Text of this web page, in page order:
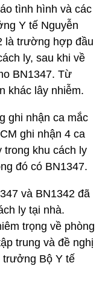
tình hình và các
Y tế Nguyễn
là trường hợp đầu
ly, sau khi về
BN1347. Từ
khác lây nhiễm.
ghi nhận ca mắc
ghi nhận 4 ca
trong khu cách ly
đó có BN1347.
và BN1342 đã
ly tại nhà.
trọng về phòng
trung và đề nghị
trưởng Bộ Y tế